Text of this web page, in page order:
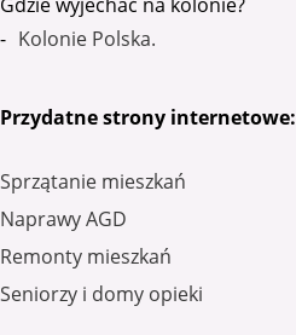
- Kolonie Polska.
Przydatne strony internetowe:
Sprzątanie mieszkań
Naprawy AGD
Remonty mieszkań
Seniorzy i domy opieki